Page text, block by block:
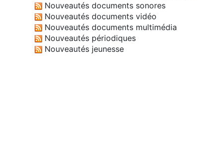
Nouveautés documents sonores
Nouveautés documents vidéo
Nouveautés documents multimédia
Nouveautés périodiques
Nouveautés jeunesse